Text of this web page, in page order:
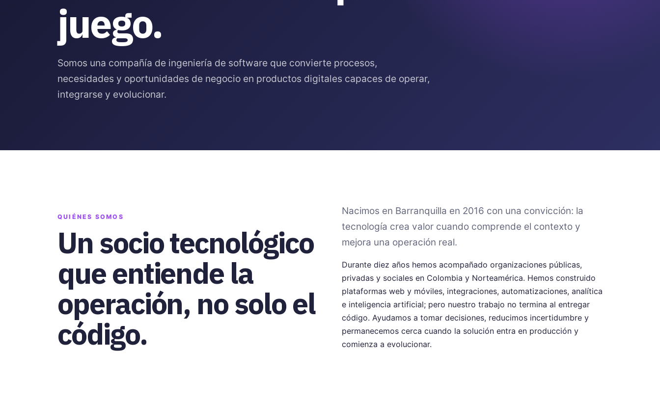
juego.
Somos una compañía de ingeniería de software que convierte procesos,
necesidades y oportunidades de negocio en productos digitales capaces de operar,
integrarse y evolucionar.
QUIÉNES SOMOS
Un socio tecnológico
que entiende la
operación, no solo el
código.
Nacimos en Barranquilla en 2016 con una convicción: la
tecnología crea valor cuando comprende el contexto y
mejora una operación real.
Durante diez años hemos acompañado organizaciones públicas,
privadas y sociales en Colombia y Norteamérica. Hemos construido
plataformas web y móviles, integraciones, automatizaciones, analítica
e inteligencia artificial; pero nuestro trabajo no termina al entregar
código. Ayudamos a tomar decisiones, reducimos incertidumbre y
permanecemos cerca cuando la solución entra en producción y
comienza a evolucionar.